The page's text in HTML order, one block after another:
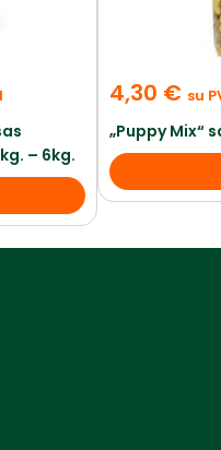
– 6kg.
4,30 € su
„Puppy Mix“